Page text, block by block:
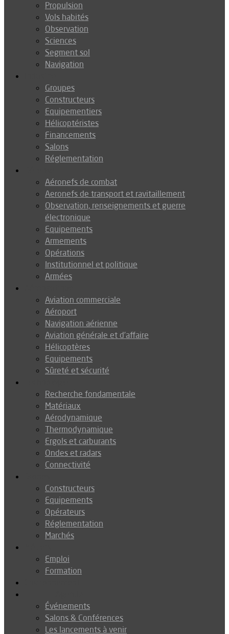
Propulsion
Vols habités
Observation
Sciences
Segment sol
Navigation
Groupes
Constructeurs
Equipementiers
Hélicoptéristes
Financements
Salons
Réglementation
Aéronefs de combat
Aeronefs de transport et ravitaillement
Observation, renseignements et guerre
électronique
Equipements
Armements
Opérations
Institutionnel et politique
Armées
Aviation commerciale
Aéroport
Navigation aérienne
Aviation générale et d’affaire
Hélicoptères
Equipements
Sûreté et sécurité
Recherche fondamentale
Matériaux
Aérodynamique
Thermodynamique
Ergols et carburants
Ondes et radars
Connectivité
Constructeurs
Equipements
Opérateurs
Réglementation
Marchés
Emploi
Formation
Événements
Salons & Conférences
Les lancements à venir